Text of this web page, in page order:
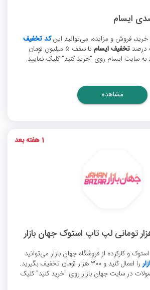
خرید، فروش و مزایده، می‌توانید اینکد تخفیف
تخفیف ایسام
تا سقف 5 میلیون تومان
به سایت ایسام روی "خرید کنید" کلیک نمایید.
مشاهده
و کارکرده از فروشگاه جهان بازار می‌توانید
را اعمال کنید و 300 هزار تومان تخفیف بگیرید.
در سایت جهان بازار روی "خرید کنید" کلیک
1 هفته بعد